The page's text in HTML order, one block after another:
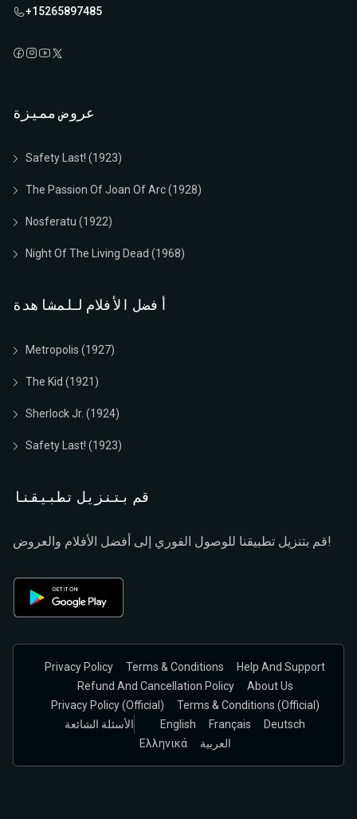
+15265897485
عروض مميزة
Safety Last! (1923)
The Passion Of Joan Of Arc (1928)
Nosferatu (1922)
Night Of The Living Dead (1968)
أفضل الأفلام للمشاهدة
Metropolis (1927)
The Kid (1921)
Sherlock Jr. (1924)
Safety Last! (1923)
قم بتنزيل تطبيقنا
قم بتنزيل تطبيقنا للوصول الفوري إلى أفضل الأفلام والعروض!
Privacy Policy Terms & Conditions
Help And Support
Refund And Cancellation Policy
About Us
Privacy Policy (official)
Terms & Conditions (Official)
الأسئلة الشائعة
English Français
Deutsch
Ελληνικά
العربية